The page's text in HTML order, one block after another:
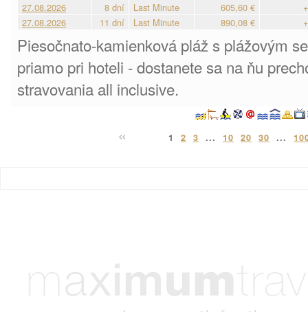
27.08.2026
8 dní Last Minute 605,60 €
27.08.2026
11 dní Last Minute 890,08 €
Piesočnato-kamienková pláž s plážovým
priamo pri hoteli - dostanete sa na ňu
stravovania all inclusive.
1 2 3 ... 10 20 30 ...